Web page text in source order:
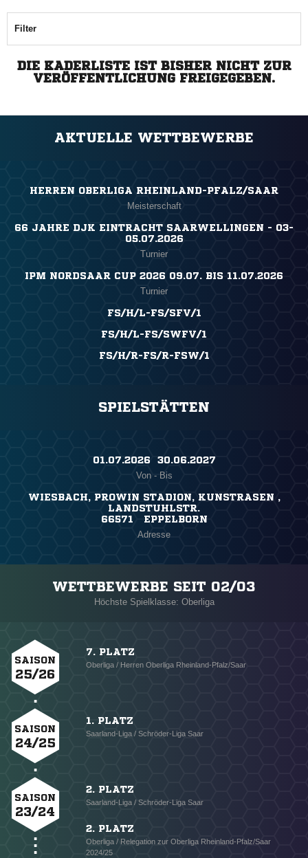
Filter
DIE KADERLISTE IST BISHER NICHT ZUR
VERÖFFENTLICHUNG FREIGEGEBEN.
AKTUELLE WETTBEWERBE
HERREN OBERLIGA RHEINLAND-PFALZ/SAAR
Meisterschaft
66 JAHRE DJK EINTRACHT SAARWELLINGEN - 03-
05.07.2026
Turnier
IPM NORDSAAR CUP 2026 09.07. BIS 11.07.2026
Turnier
FS/H/L-FS/SFV/1
FS/H/L-FS/SWFV/1
FS/H/R-FS/R-FSW/1
SPIELSTÄTTEN
01.07.2026 ​ 30.06.2027
Von - Bis
WIESBACH, PROWIN STADION, KUNSTRASEN ,
LANDSTUHLSTR.
66571 EPPELBORN
Adresse
WETTBEWERBE SEIT 02/03
Höchste Spielklasse: Oberliga
SAISON
25/26
7. PLATZ
Oberliga / Herren Oberliga Rheinland-Pfalz/Saar
SAISON
24/25
1. PLATZ
Saarland-Liga / Schröder-Liga Saar
SAISON
23/24
2. PLATZ
Saarland-Liga / Schröder-Liga Saar
2. PLATZ
Oberliga / Relegation zur Oberliga Rheinland-Pfalz/Saar
2024/25